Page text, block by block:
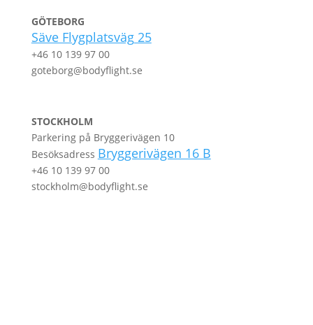
GÖTEBORG
Säve Flygplatsväg25
+46 10 139 97 00
goteborg@bodyflight.se
STOCKHOLM
Parkering på Bryggerivägen 10
Besöksadress Bryggerivägen 16 B
+46 10 139 97 00
stockholm@bodyflight.se